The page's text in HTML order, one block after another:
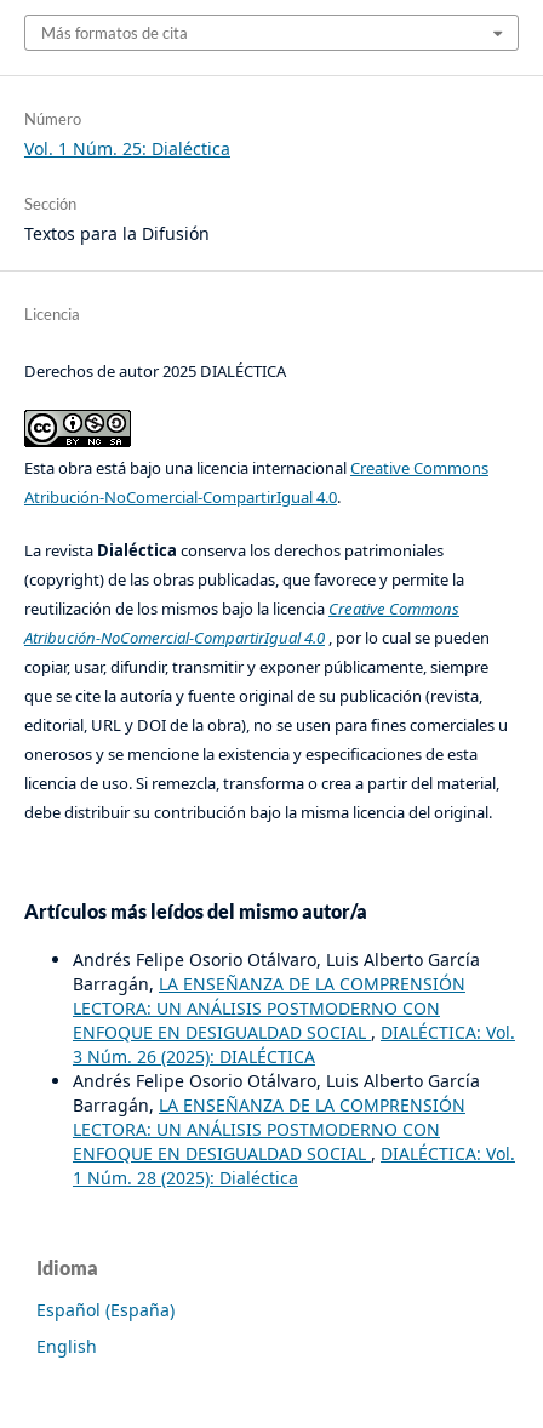
Más formatos de cita
Número
Vol. 1 Núm. 25: Dialéctica
Sección
Textos para la Difusión
Licencia
Derechos de autor 2025 DIALÉCTICA
Esta obra está bajo una licencia internacionalCreative Commons
Atribución-NoComercial-CompartirIgual 4.0.
La revista Dialéctica conserva los derechos patrimoniales
(copyright) de las obras publicadas, que favorece y permite la
reutilización de los mismos bajo la licencia Creative Commons
Atribución-NoComercial-CompartirIgual 4.0, por lo cual se pueden
copiar, usar, difundir, transmitir y exponer públicamente, siempre
que se cite la autoría y fuente original de su publicación (revista,
editorial, URL y DOI de la obra), no se usen para fines comerciales u
onerosos y se mencione la existencia y especificaciones de esta
licencia de uso. Si remezcla, transforma o crea a partir del material,
debe distribuir su contribución bajo la misma licencia del original.
Artículos más leídos del mismo autor/a
Andrés Felipe Osorio Otálvaro, Luis Alberto García
Barragán, LA ENSEÑANZA DE LA COMPRENSIÓN
LECTORA: UN ANÁLISIS POSTMODERNO CON
ENFOQUE EN DESIGUALDAD SOCIAL , DIALÉCTICA: Vol.
3 Núm. 26 (2025): DIALÉCTICA
Andrés Felipe Osorio Otálvaro, Luis Alberto García
Barragán, LA ENSEÑANZA DE LA COMPRENSIÓN
LECTORA: UN ANÁLISIS POSTMODERNO CON
ENFOQUE EN DESIGUALDAD SOCIAL , DIALÉCTICA: Vol.
1 Núm. 28 (2025): Dialéctica
Idioma
Español (España)
English